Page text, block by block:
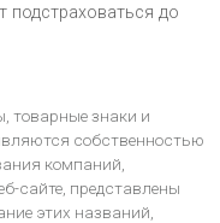
подстраховаться до
товарные знаки и
собственностью
компаний,
сайте, представлены
этих названий,